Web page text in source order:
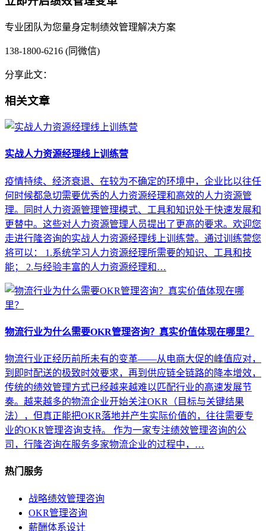
专业团队为您量身定制绩效管理解决方案
138-1800-6216 (同微信)
分享此文：
相关文章
实战人力资源经理线上训练营
疫情持续、经济衰退、在较为不确定的环境中，企业比以往任
何时候都急切需要优秀的人力资源经理和高效的人力资源管
理。同时人力资源管理管理模式、工具和知识处于快速发展和
更替中。这些对人力资源管理人员提出了更高的要求。欢迎您
走进行隆咨询的实战人力资源经理线上训练营。通过训练营您
将可以： 1.系统学习人力资源经理所需要的知识、工具和技
能； 2.与经验丰富的人力资源经理和…
物流行业为什么需要OKR管理咨询？真实价值体现在哪里？
物流行业正经历前所未有的变革——从电商大促的峰值应对，
到即时配送的极致时效要求，再到供应链全链路的降本增效，
传统的绩效管理方式已经越来越难以匹配行业的高速发展节
奏。越来越多的物流企业开始关注OKR（目标与关键结果
法），但真正能把OKR落地并产生实际价值的，往往需要专
业的OKR管理咨询支持。 作为一家专注绩效管理咨询的公
司，行隆咨询在服务多家物流企业的过程中，…
热门服务
战略绩效管理咨询
OKR管理咨询
薪酬体系设计